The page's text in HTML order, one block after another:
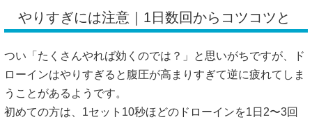
やりすぎには注意｜1日数回からコツコツと
つい「たくさんやれば効くのでは？」と思いがちですが、ド
ローインはやりすぎると腹圧が高まりすぎて逆に疲れてしま
うことがあるようです。
初めての方は、1セット10秒ほどのドローインを1日2〜3回